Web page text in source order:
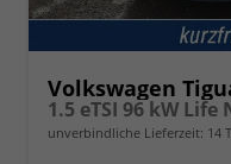
Volkswagen
1.5 eTSI 96 kW Life
unverbindliche Lieferzeit: 14